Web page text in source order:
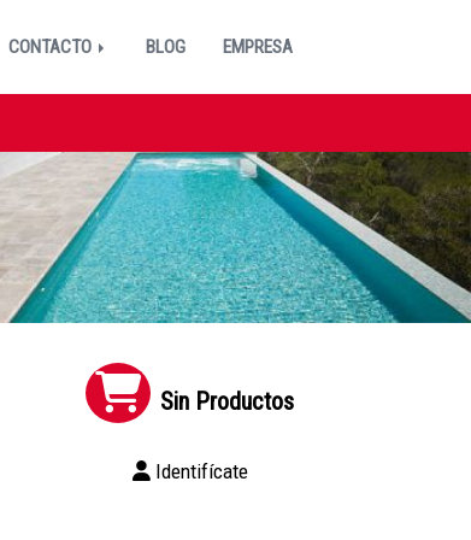
CONTACTO BLOG EMPRESA
Sin Productos
Identifícate